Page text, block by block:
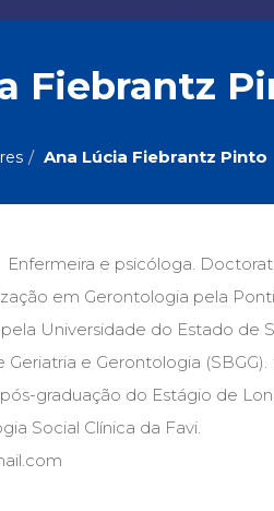
(418)
(31)
Ensaios (69)
RH (65)
Fiebrantz
Ana Lúcia Fiebrantz Pinto
Enfermeira e psicóloga.
em Gerontologia pela
Universidade do Estado de
Geriatria e Gerontologia
graduação do Estágio de
Social Clínica da Favi.